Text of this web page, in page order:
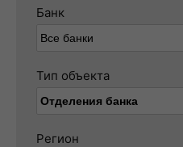
Банк
Тип объекта
Регион